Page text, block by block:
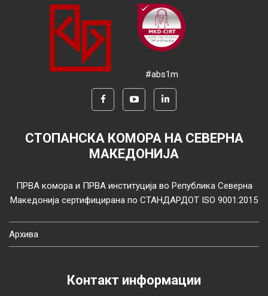
#abs1m
СТОПАНСКА КОМОРА НА СЕВЕРНА
МАКЕДОНИЈА
ПРВА комора и ПРВА институција во Република Северна
Македонија сертифицирана по СТАНДАРДОТ ISO 9001:2015
Архива
Контакт информации